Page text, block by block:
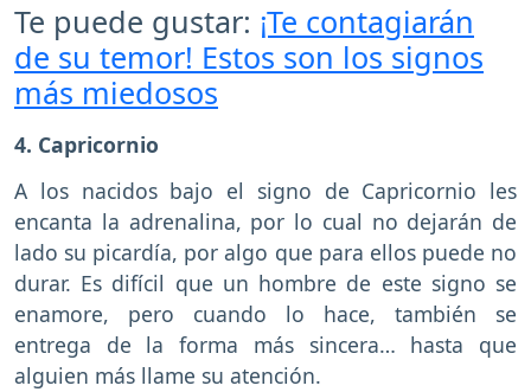
Te puede gustar: ¡Te contagiarán
de su temor! Estos son los signos
más miedosos
4. Capricornio
A los nacidos bajo el signo de Capricornio les
encanta la adrenalina, por lo cual no dejarán de
lado su picardía, por algo que para ellos puede no
durar. Es difícil que un hombre de este signo se
enamore, pero cuando lo hace, también se
entrega de la forma más sincera… hasta que
alguien más llame su atención.